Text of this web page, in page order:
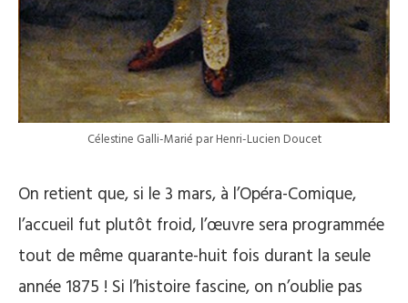
Célestine Galli-Marié par Henri-Lucien Doucet
On retient que, si le 3 mars, à l’Opéra-Comique,
l’accueil fut plutôt froid, l’œuvre sera programmée
tout de même quarante-huit fois durant la seule
année 1875 ! Si l’histoire fascine, on n’oublie pas